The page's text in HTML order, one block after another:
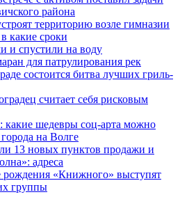
района
территорию возле гимназии
какие сроки
и спустили на воду
для патрулирования рек
состоится битва лучших гриль-
считает себя рисковым
шедевры соц-арта можно
на Волге
13 новых пунктов продажи и
адреса
рождения «Книжного» выступят
группы